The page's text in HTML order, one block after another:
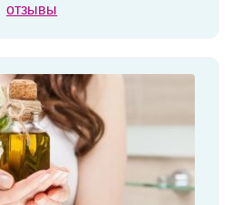
отзывы